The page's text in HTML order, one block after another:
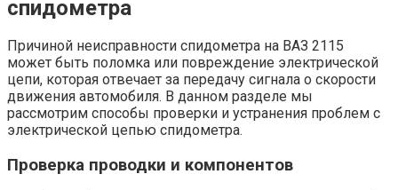
спидометра
Причиной неисправности спидометра на ВАЗ 2115
может быть поломка или повреждение электрической
цепи, которая отвечает за передачу сигнала о скорости
движения автомобиля. В данном разделе мы
рассмотрим способы проверки и устранения проблем с
электрической цепью спидометра.
Проверка проводки и компонентов